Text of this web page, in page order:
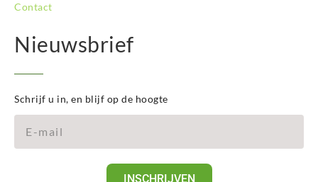
Contact
Nieuwsbrief
Schrijf u in, en blijf op de hoogte
INSCHRIJVEN